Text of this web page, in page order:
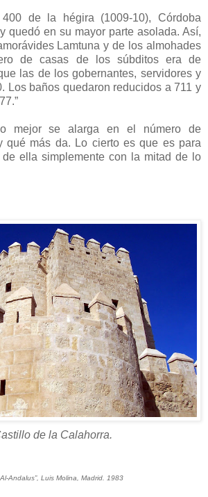
de la hégira (1009-10), Córdoba
quedó en su mayor parte asolada. Así,
Lamtuna y de los almohades
de casas de los súbditos era de
las de los gobernantes, servidores y
Los baños quedaron reducidos a 711 y
mejor se alarga en el número de
qué más da. Lo cierto es que es para
ella simplemente con la mitad de lo
de la Calahorra.
Andalus”, Luis Molina, Madrid. 1983